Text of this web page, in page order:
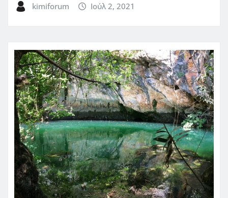
kimiforum Ιούλ 2, 2021